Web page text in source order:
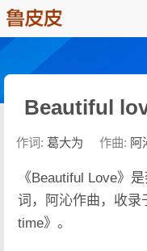
Beautiful
作词: 葛大为 作曲: 阿
《Beautiful Love》
词，阿沁作曲，收录
time》。